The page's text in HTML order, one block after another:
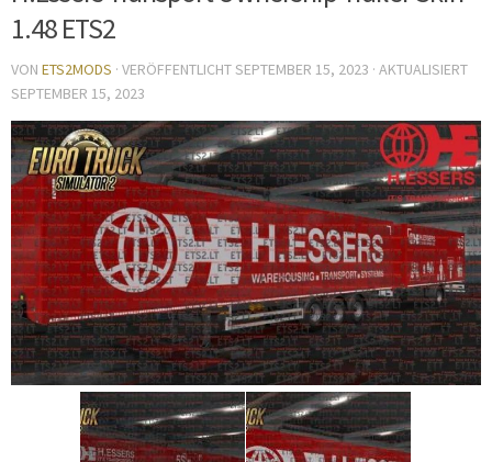
1.48 ETS2
VON ETS2MODS · VERÖFFENTLICHTSEPTEMBER 15, 2023 · AKTUALISIERT
SEPTEMBER 15, 2023